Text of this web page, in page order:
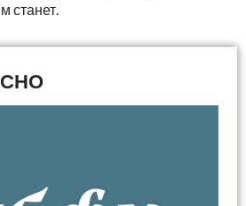
станет.